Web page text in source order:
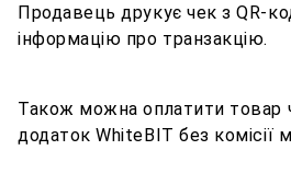
Продавець друкує чек з QR-
інформацію про транзакцію.
Також можна оплатити товар
додаток WhiteBIT без комісії